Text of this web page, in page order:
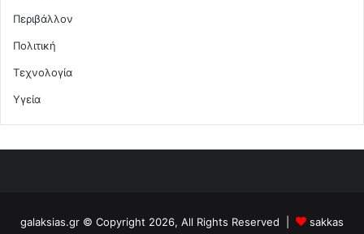
Περιβάλλον
Πολιτική
Τεχνολογία
Υγεία
galaksias.gr © Copyright 2026, All Rights Reserved | sakkas